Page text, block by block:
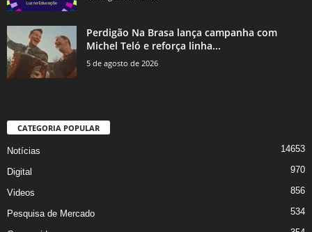
Perdigão Na Brasa lança campanha com
Michel Teló e reforça linha...
5 de agosto de 2026
CATEGORIA POPULAR
Notícias 14653
Digital 970
Videos 856
Pesquisa de Mercado 534